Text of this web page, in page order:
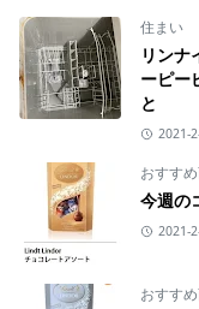
住まい
リンナ
ーピー
と
2021-
おすす
今週の
2021-
おすす